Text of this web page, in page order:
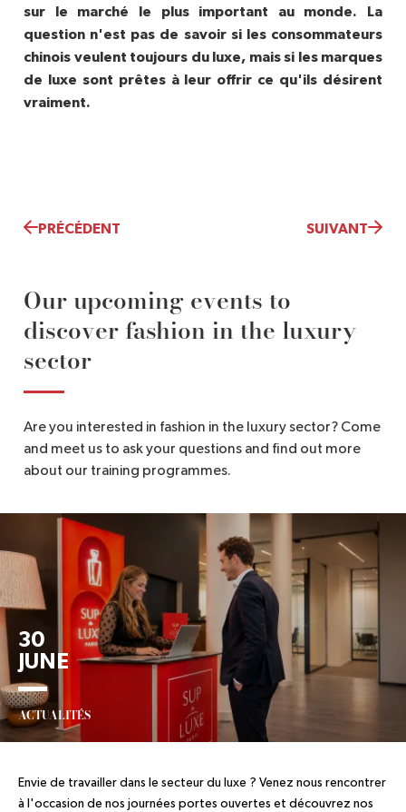
sur le marché le plus important au monde. La
question n'est pas de savoir si les consommateurs
chinois veulent toujours du luxe, mais si les marques
de luxe sont prêtes à leur offrir ce qu'ils désirent
vraiment.
PRÉCÉDENT SUIVANT
Our upcoming events to
discover fashion in the luxury
sector
Are you interested in fashion in the luxury sector? Come
and meet us to ask your questions and find out more
about our training programmes.
30
JUNE
ACTUALITÉS
Envie de travailler dans le secteur du luxe ? Venez nous rencontrer
à l'occasion de nos journées portes ouvertes et découvrez nos